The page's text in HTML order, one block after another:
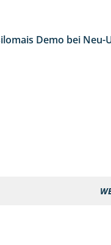
Demo bei Neu-